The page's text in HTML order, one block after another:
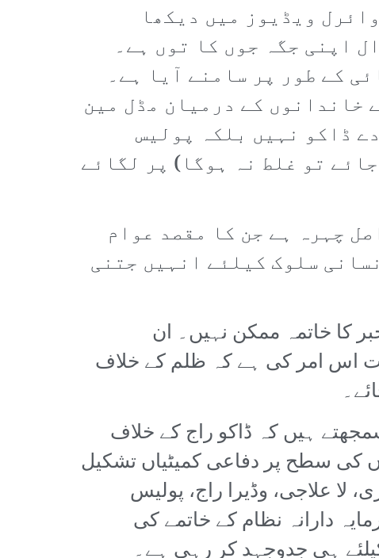
ویڈیوز میں دیکھا
اپنی جگہ جوں کا توں ہے۔
کے طور پر سامنے آیا ہے۔
خاندانوں کے درمیان مڈل مین
ڈاکو نہیں بلکہ پولیس
تو غلط نہ ہوگا) پر لگائے
چہرہ ہے جن کا مقصد عوام
سلوک کیلئے انہیں جتنی
کا خاتمہ ممکن نہیں۔ ان
اس امر کی ہے کہ ظلم کے خلاف
ہیں کہ ڈاکو راج کے خلاف
کی سطح پر دفاعی کمیٹیاں تشکیل
لا علاجی، وڈیرا راج، پولیس
دارانہ نظام کے خاتمے کی
ہی جدوجہد کر رہی ہے۔